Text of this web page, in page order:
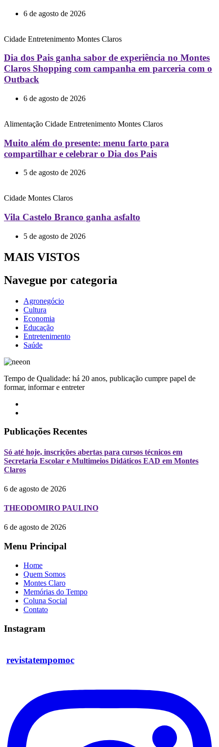
6 de agosto de 2026
Cidade Entretenimento Montes Claros
Dia dos Pais ganha sabor de experiência no Montes
Claros Shopping com campanha em parceria com o
Outback
6 de agosto de 2026
Alimentação Cidade Entretenimento Montes Claros
Muito além do presente: menu farto para
compartilhar e celebrar o Dia dos Pais
5 de agosto de 2026
Cidade Montes Claros
Vila Castelo Branco ganha asfalto
5 de agosto de 2026
MAIS VISTOS
Navegue por categoria
Agronegócio
Cultura
Economia
Educação
Entretenimento
Saúde
Tempo de Qualidade: há 20 anos, publicação cumpre papel de
formar, informar e entreter
Publicações Recentes
Só até hoje, inscrições abertas para cursos técnicos em
Secretaria Escolar e Multimeios Didáticos EAD em Montes
Claros
6 de agosto de 2026
THEODOMIRO PAULINO
6 de agosto de 2026
Menu Principal
Home
Quem Somos
Montes Claro
Memórias do Tempo
Coluna Social
Contato
Instagram
revistatempomoc